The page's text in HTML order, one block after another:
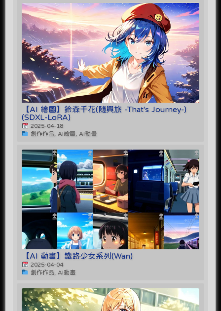
【AI 繪圖】鈴森千花(隨興旅 -That's Journey-)
(SDXL-LoRA)
2025-04-18
創作作品, AI繪圖, AI動畫
【AI 動畫】鐵路少女系列(Wan)
2025-04-04
創作作品, AI動畫